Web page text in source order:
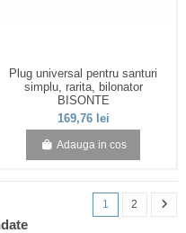
Plug universal pentru santuri
simplu, rarita, bilonator
BISONTE
169,76 lei
Adauga in cos
1 2